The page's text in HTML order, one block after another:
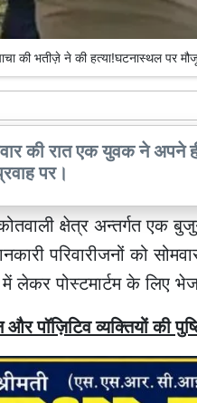
की भतीज़े ने की हत्या!घटनास्थल पर
की रात एक युवक ने
पर।
क्षेत्र अन्तर्गत एक
परिवारीजनों को
पोस्टमार्टम के लिए भेज
और पॉज़िटिव व्यक्तियों की